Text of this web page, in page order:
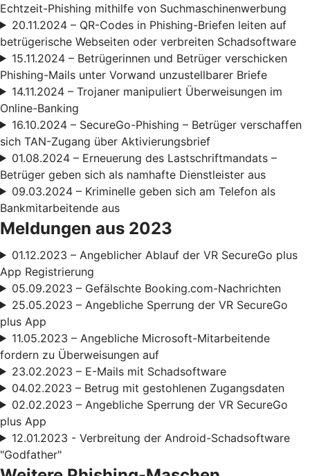
Echtzeit-Phishing mithilfe von Suchmaschinenwerbung
20.11.2024 – QR-Codes in Phishing-Briefen leiten auf
betrügerische Webseiten oder verbreiten Schadsoftware
15.11.2024 – Betrügerinnen und Betrüger verschicken
Phishing-Mails unter Vorwand unzustellbarer Briefe
14.11.2024 – Trojaner manipuliert Überweisungen im
Online-Banking
16.10.2024 – SecureGo-Phishing – Betrüger verschaffen
sich TAN-Zugang über Aktivierungsbrief
01.08.2024 – Erneuerung des Lastschriftmandats –
Betrüger geben sich als namhafte Dienstleister aus
09.03.2024 – Kriminelle geben sich am Telefon als
Bankmitarbeitende aus
Meldungen aus 2023
01.12.2023 – Angeblicher Ablauf der VR SecureGo plus
App Registrierung
05.09.2023 – Gefälschte Booking.com-Nachrichten
25.05.2023 – Angebliche Sperrung der VR SecureGo
plus App
11.05.2023 – Angebliche Microsoft-Mitarbeitende
fordern zu Überweisungen auf
23.02.2023 – E-Mails mit Schadsoftware
04.02.2023 – Betrug mit gestohlenen Zugangsdaten
02.02.2023 – Angebliche Sperrung der VR SecureGo
plus App
12.01.2023 - Verbreitung der Android-Schadsoftware
"Godfather"